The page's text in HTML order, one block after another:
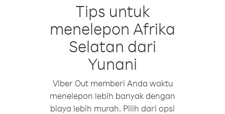
Tips untuk
menelepon Afrika
Selatan dari
Yunani
Viber Out memberi Anda waktu
menelepon lebih banyak dengan
biaya lebih murah. Pilih dari opsi